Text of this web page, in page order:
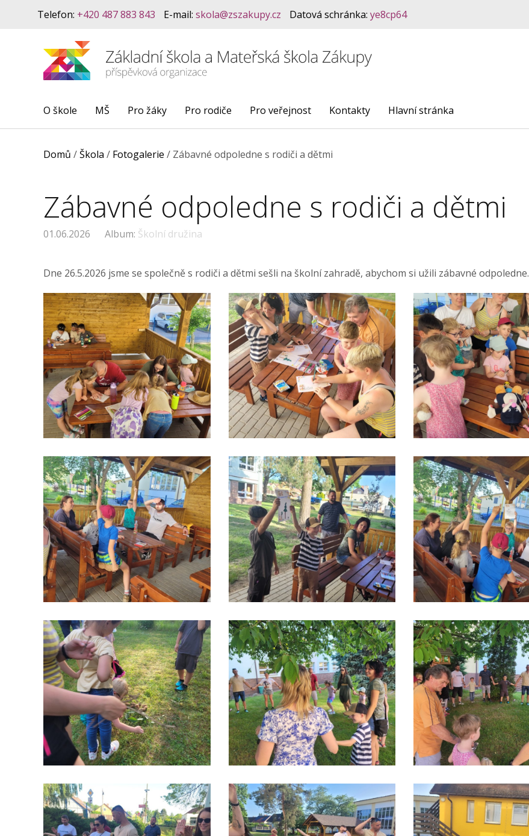
Telefon: +420 487 883 843 E-mail: skola@zszakupy.cz Datová schránka: ye8cp64
O škole MŠ Pro žáky Pro rodiče Pro veřejnost Kontakty Hlavní stránka
Domů /Škola / Fotogalerie / Zábavné odpoledne s rodiči a dětmi
Zábavné odpoledne s rodiči a dětmi
01.06.2026 Album: Školní družina
Dne 26.5.2026 jsme se společně s rodiči a dětmi sešli na školní zahradě, abychom si užili zábavné odpoledne.